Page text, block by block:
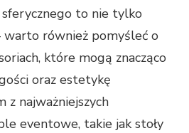
to nie tylko
warto również pomyśleć o
które mogą znacząco
oraz estetykę
z najważniejszych
eventowe, takie jak stoły